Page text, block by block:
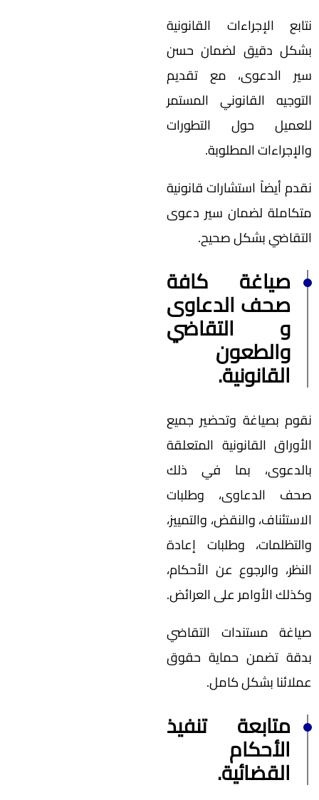
نتابع الإجراءات القانونية
بشكل دقيق لضمان حسن
سير الدعوى، مع تقديم
التوجيه القانوني المستمر
للعميل حول التطورات
والإجراءات المطلوبة.
نقدم أيضاً استشارات قانونية
متكاملة لضمان سير دعوى
التقاضي بشكل صحيح.
صياغة كافة
صحف الدعاوى
و التقاضي
والطعون
القانونية.
نقوم بصياغة وتحضير جميع
الأوراق القانونية المتعلقة
بالدعوى، بما في ذلك
صحف الدعاوى، وطلبات
الاستئناف، والنقض، والتمييز،
والتظلمات، وطلبات إعادة
النظر، والرجوع عن الأحكام،
وكذلك الأوامر على العرائض.
صياغة مستندات التقاضي
بدقة تضمن حماية حقوق
عملائنا بشكل كامل.
متابعة تنفيذ
الأحكام
القضائية.